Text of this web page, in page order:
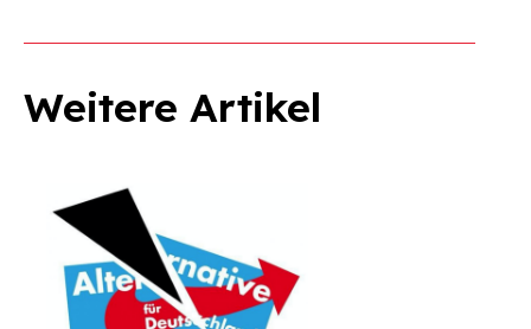
Weitere Artikel